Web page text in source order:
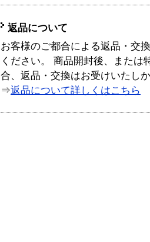
返品について
お客様のご都合による返品・交
ください。 商品開封後、または
合、返品・交換はお受けいたし
⇒返品について詳しくはこちら